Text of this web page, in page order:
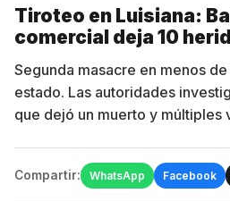
Tiroteo en Luisiana:
comercial deja 10
Segunda masacre en menos
estado. Las autoridades
que dejó un muerto y múltiples
Compartir: WhatsApp Facebook